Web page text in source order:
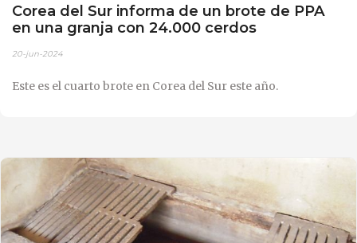
Corea del Sur informa de un brote de PPA
en una granja con 24.000 cerdos
20-jun-2024
Este es el cuarto brote en Corea del Sur este año.